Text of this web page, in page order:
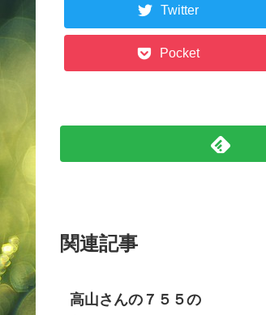
Twitter
Pocket
関連記事
高山さんの７５５の